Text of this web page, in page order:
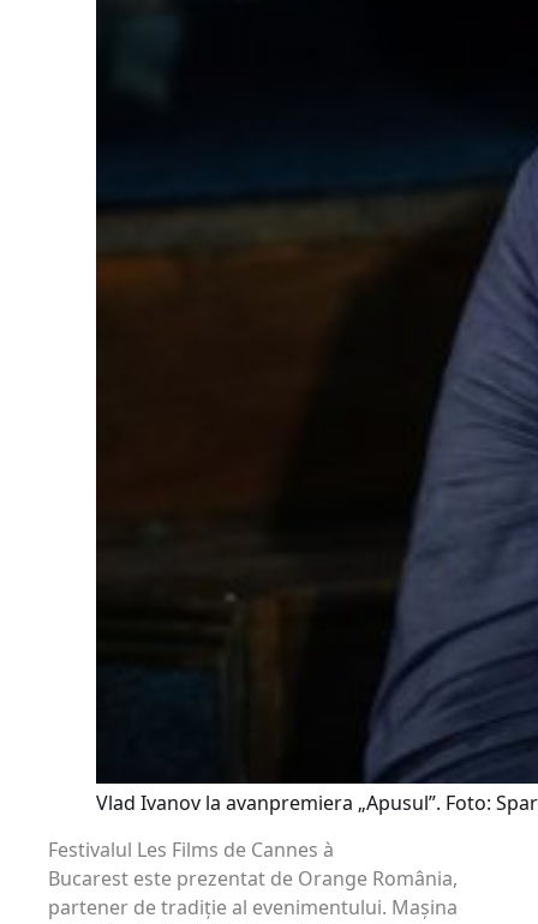
Vlad Ivanov la avanpremiera „Apusul”. Foto:
Festivalul Les Films de Cannes à
Bucarest este prezentat de Orange România,
partener de tradiție al evenimentului. Mașina